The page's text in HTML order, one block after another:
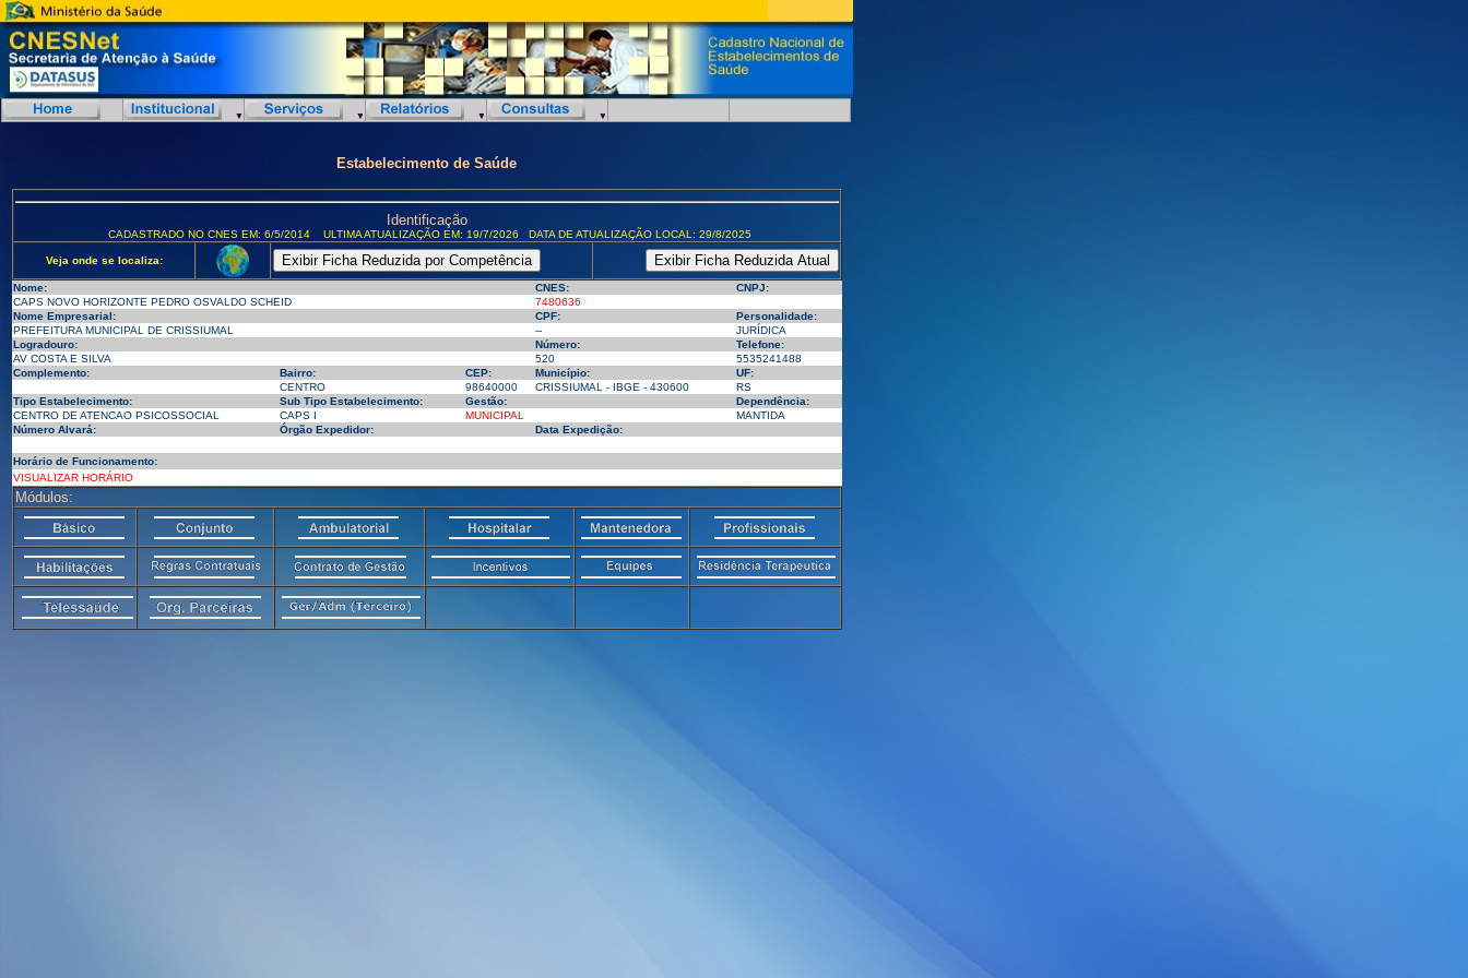
Estabelecimento de Saúde
Identificação
CADASTRADO NO CNES EM: 6/5/2014 ULTIMA ATUALIZAÇÃO EM: 19/7/2026 DATA DE ATUALIZAÇÃO LOCAL: 29/8/2025
Veja onde se localiza:
Nome: CNES:
CNPJ:
CAPS NOVO HORIZONTE PEDRO OSVALDO SCHEID
7480636
Nome Empresarial:
CPF:
Personalidade:
PREFEITURA MUNICIPAL DE CRISSIUMAL
--
JURÍDICA
Logradouro:
Número:
Telefone:
AV COSTA E SILVA
520
5535241488
Complemento:
Bairro: CEP: Município:
UF:
CENTRO
98640000 CRISSIUMAL - IBGE - 430600
RS
Tipo Estabelecimento:
Sub Tipo Estabelecimento: Gestão:
Dependência:
CENTRO DE ATENCAO PSICOSSOCIAL
CAPS I MUNICIPAL
MANTIDA
Número Alvará:
Órgão Expedidor: Data Expedição:
Horário de Funcionamento:
VISUALIZAR HORÁRIO
Módulos: